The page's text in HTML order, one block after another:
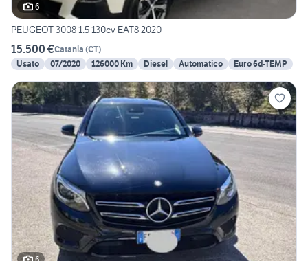
6
PEUGEOT 3008 1.5 130cv EAT8 2020
15.500 €Catania (CT)
Usato
07/2020 126000 Km Diesel Automatico Euro 6d-TEMP